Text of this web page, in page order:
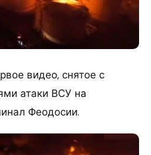
видео, снятое с
атаки ВСУ на
Феодосии.